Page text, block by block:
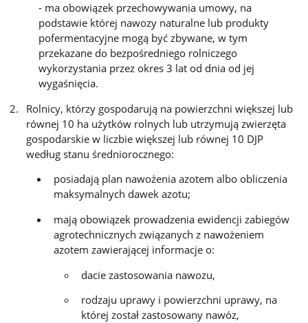
- ma obowiązek przechowywania umowy, na
podstawie której nawozy naturalne lub produkty
pofermentacyjne mogą być zbywane, w tym
przekazane do bezpośredniego rolniczego
wykorzystania przez okres 3 lat od dnia od jej
wygaśnięcia.
Rolnicy, którzy gospodarują na powierzchni większej lub
równej 10 ha użytków rolnych lub utrzymują zwierzęta
gospodarskie w liczbie większej lub równej 10 DJP
według stanu średniorocznego:
posiadają plan nawożenia azotem albo obliczenia
maksymalnych dawek azotu;
mają obowiązek prowadzenia ewidencji zabiegów
agrotechnicznych związanych z nawożeniem
azotem zawierającej informacje o:
dacie zastosowania nawozu,
rodzaju uprawy i powierzchni uprawy, na
której został zastosowany nawóz,